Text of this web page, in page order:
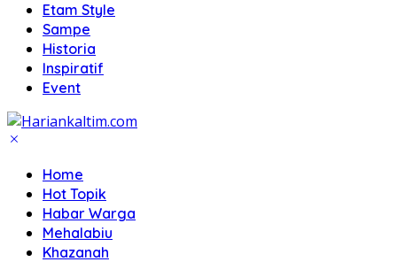
Etam Style
Sampe
Historia
Inspiratif
Event
Home
Hot Topik
Habar Warga
Mehalabiu
Khazanah